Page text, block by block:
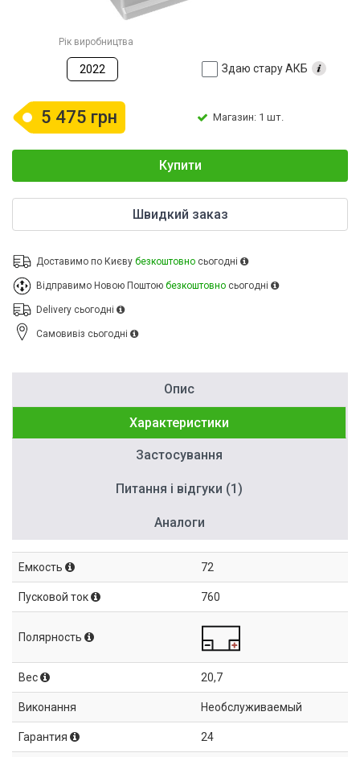
Рік виробництва
2022 Здаю стару АКБ
5 475 грн Магазин: 1 шт.
Купити
Швидкий заказ
Доставимо по Києву безкоштовно сьогодні
Відправимо Новою Поштою безкоштовно сьогодні
Delivery сьогодні
Cамовивіз сьогодні
Опис
Характеристики
Застосування
Питання і відгуки (1)
Аналоги
Емкость 72
Пусковой ток 760
Полярность
Вес 20,7
Виконання Необслуживаемый
Гарантия 24